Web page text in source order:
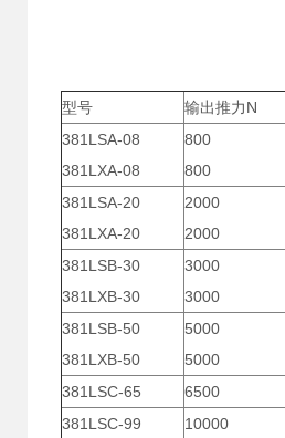
型号
输出推力N
381LSA-08
381LXA-08
800
800
381LSA-20
381LXA-20
2000
2000
381LSB-30
381LXB-30
3000
3000
381LSB-50
381LXB-50
5000
5000
381LSC-65 6500
381LSC-99
10000